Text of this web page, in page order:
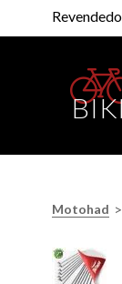
Motohad >